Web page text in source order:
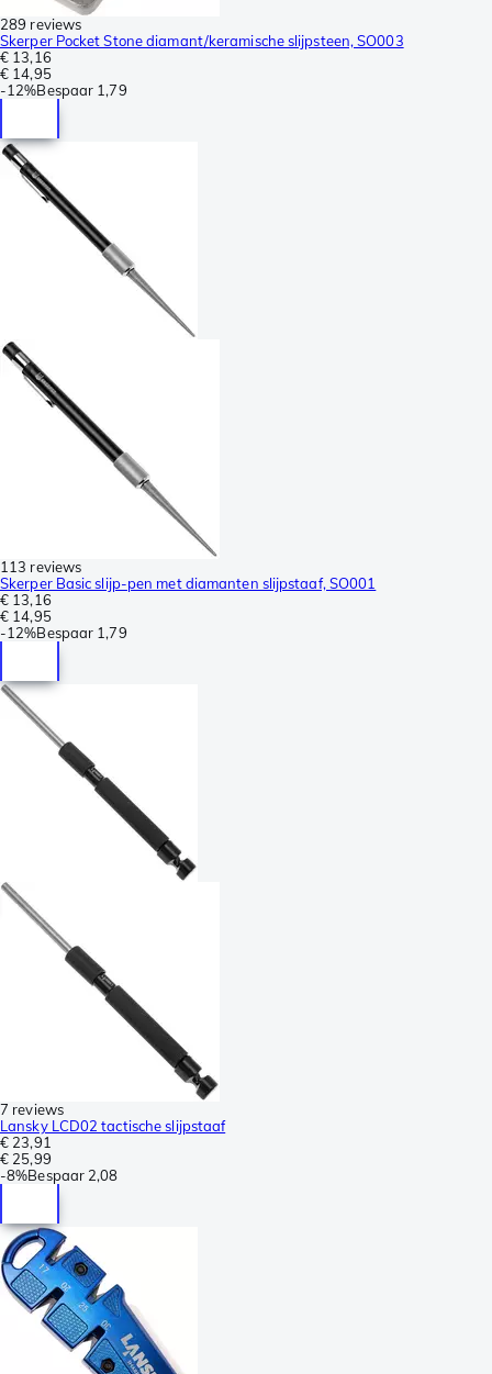
289 reviews
Skerper Pocket Stone diamant/keramische slijpsteen, SO003
€ 13,16
€ 14,95
-12%Bespaar 1,79
113 reviews
Skerper Basic slijp-pen met diamanten slijpstaaf, SO001
€ 13,16
€ 14,95
-12%Bespaar 1,79
7 reviews
Lansky LCD02 tactische slijpstaaf
€ 23,91
€ 25,99
-8%Bespaar 2,08